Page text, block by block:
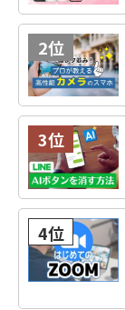
2位
3位
4位